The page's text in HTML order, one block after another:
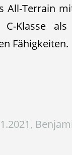
All-Terrain
Klasse
Fähigkeiten.